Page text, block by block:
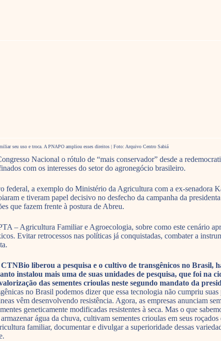
seu uso e troca. A PNAPO ampliou esses direitos | Foto: Arquivo Centro Sabiá
Nacional o rótulo de “mais conservador” desde a
com os interesses do setor do agronegócio brasileiro.
federal, a exemplo do Ministério da Agricultura com a ex-senadora
e tiveram papel decisivo no desfecho da campanha da
que fazem frente à postura de Abreu.
– Agricultura Familiar e Agroecologia, sobre como este cenário
Evitar retrocessos nas políticas já conquistadas, combater a
liberou a pesquisa e o cultivo de transgênicos no Brasil,
instalou mais uma de suas unidades de pesquisa, que foi na
das sementes crioulas neste segundo mandato da
no Brasil podemos dizer que essa tecnologia não cumpriu
vêm desenvolvendo resistência. Agora, as empresas anunciam
geneticamente modificadas resistentes à seca. Mas o que
água da chuva, cultivam sementes crioulas em seus
familiar, documentar e divulgar a superioridade dessas